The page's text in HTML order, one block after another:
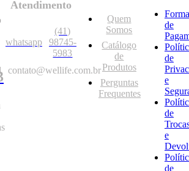
Atendimento
whatsapp
(41)
98745-
5983
contato@wellife.com.br
Quem
Somos
Catálogo
de
Produtos
Perguntas
Frequentes
de
de
e
de
e
de